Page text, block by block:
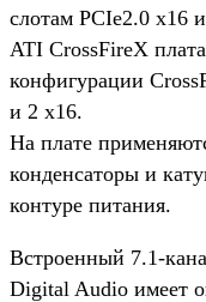
слотам PCIe2.0 x16
ATI CrossFireX
конфигурации
и 2 x16.
На плате
конденсаторы и
контуре питания.
Встроенный 7.1-
Digital Audio имеет